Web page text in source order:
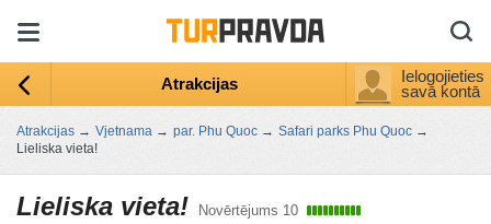
Atrakcijas
Ielogojieties
savā kontā
Atrakcijas → Vjetnama → par. Phu Quoc → Safari parks Phu Quoc →
Lieliska vieta!
Lieliska vieta! Novērtējums 10